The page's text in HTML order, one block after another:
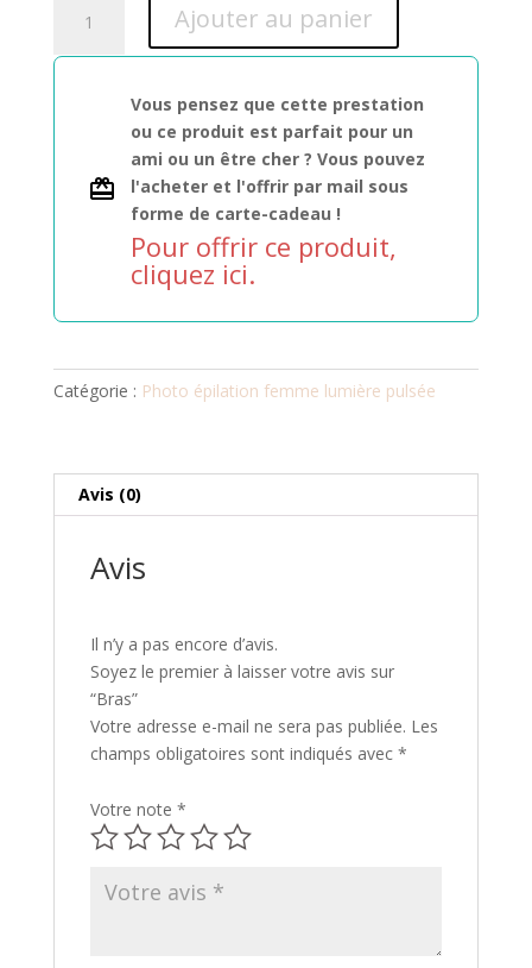
Bras
Ajouter au panier
Vous pensez que cette prestation
ou ce produit est parfait pour un
ami ou un être cher ? Vous pouvez
l'acheter et l'offrir par mail sous
forme de carte-cadeau !
Pour offrir ce produit,
cliquez ici.
Catégorie : Photo épilation femme lumière pulsée
Avis (0)
Avis
Il n’y a pas encore d’avis.
Soyez le premier à laisser votre avis sur
“Bras”
Votre adresse e-mail ne sera pas publiée. Les
champs obligatoires sont indiqués avec *
Votre note *